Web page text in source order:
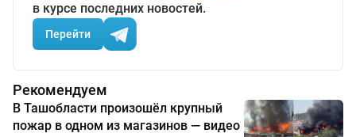
в курсе последних новостей.
Перейти
Рекомендуем
В Ташобласти произошёл крупный
пожар в одном из магазинов — видео